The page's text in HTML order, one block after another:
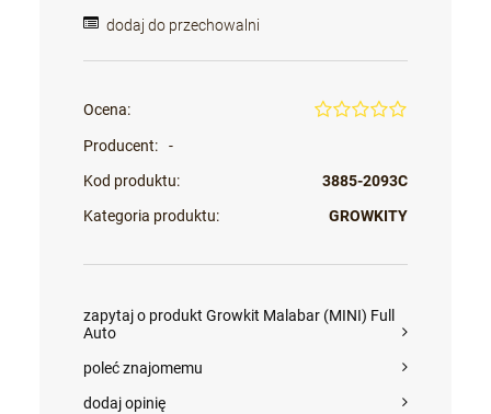
dodaj do przechowalni
Ocena:
Producent:
-
Kod produktu:
3885-2093C
Kategoria produktu:
GROWKITY
zapytaj o produkt Growkit Malabar (MINI) Full
Auto
poleć znajomemu
dodaj opinię